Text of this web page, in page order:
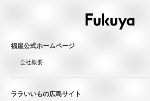
福屋公式ホームページ
会社概要
ララいいもの広島サイト